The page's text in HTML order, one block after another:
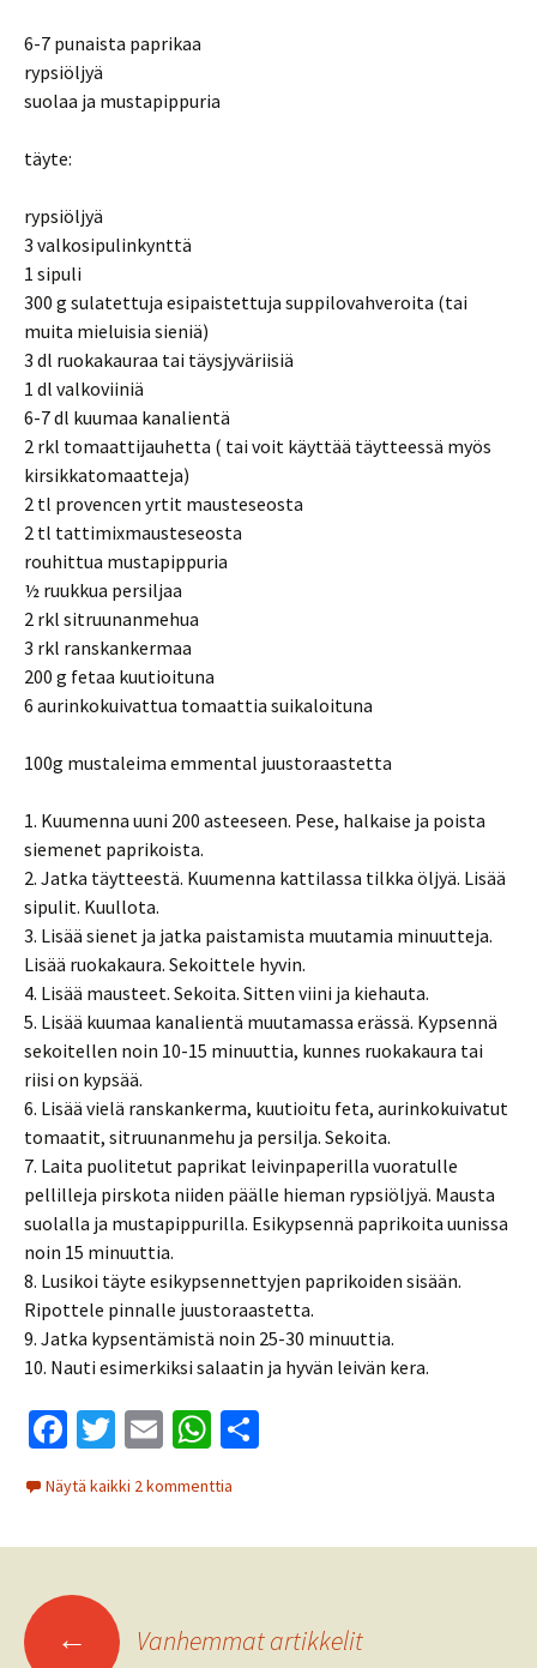
6-7 punaista paprikaa
rypsiöljyä
suolaa ja mustapippuria
täyte:
rypsiöljyä
3 valkosipulinkynttä
1 sipuli
300 g sulatettuja esipaistettuja suppilovahveroita (tai
muita mieluisia sieniä)
3 dl ruokakauraa tai täysjyväriisiä
1 dl valkoviiniä
6-7 dl kuumaa kanalientä
2 rkl tomaattijauhetta ( tai voit käyttää täytteessä myös
kirsikkatomaatteja)
2 tl provencen yrtit mausteseosta
2 tl tattimixmausteseosta
rouhittua mustapippuria
½ ruukkua persiljaa
2 rkl sitruunanmehua
3 rkl ranskankermaa
200 g fetaa kuutioituna
6 aurinkokuivattua tomaattia suikaloituna
100g mustaleima emmental juustoraastetta
1. Kuumenna uuni 200 asteeseen. Pese, halkaise ja poista
siemenet paprikoista.
2. Jatka täytteestä. Kuumenna kattilassa tilkka öljyä. Lisää
sipulit. Kuullota.
3. Lisää sienet ja jatka paistamista muutamia minuutteja.
Lisää ruokakaura. Sekoittele hyvin.
4. Lisää mausteet. Sekoita. Sitten viini ja kiehauta.
5. Lisää kuumaa kanalientä muutamassa erässä. Kypsennä
sekoitellen noin 10-15 minuuttia, kunnes ruokakaura tai
riisi on kypsää.
6. Lisää vielä ranskankerma, kuutioitu feta, aurinkokuivatut
tomaatit, sitruunanmehu ja persilja. Sekoita.
7. Laita puolitetut paprikat leivinpaperilla vuoratulle
pellilleja pirskota niiden päälle hieman rypsiöljyä. Mausta
suolalla ja mustapippurilla. Esikypsennä paprikoita uunissa
noin 15 minuuttia.
8. Lusikoi täyte esikypsennettyjen paprikoiden sisään.
Ripottele pinnalle juustoraastetta.
9. Jatka kypsentämistä noin 25-30 minuuttia.
10. Nauti esimerkiksi salaatin ja hyvän leivän kera.
Fa
ce
b
o
o
T
wi
tt
er
E
ai
l
W
h
at
sA e
Näytä kaikki 2 kommenttia
Artikkelien
← Vanhemmat artikkelit